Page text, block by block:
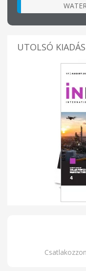
UTOLSÓ KIADÁS